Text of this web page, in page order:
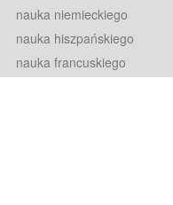
nauka niemieckiego
nauka hiszpańskiego
nauka francuskiego